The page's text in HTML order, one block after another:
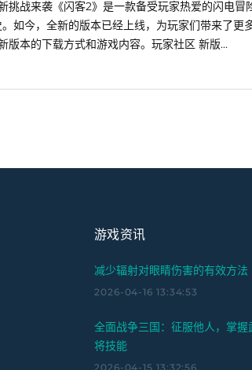
挑战来袭《闪客2》是一款备受玩家热爱的闪电
如今，全新的版本已经上线，为玩家们带来了更
版本的下载方式和游戏内容。玩家社区 新版...
游戏资讯
减少辐射对眼睛伤害的有效方法
2026-04-16 13:34:53
全面战争三国：征服他人，掌握
将技能
2026-04-15 13:32:56